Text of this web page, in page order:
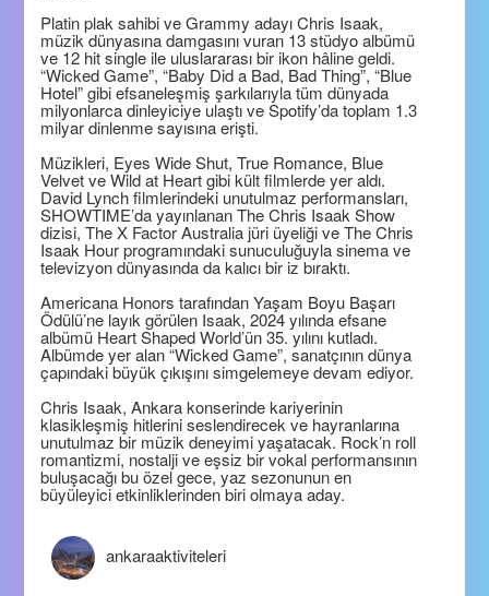
Platin plak sahibi ve Grammy adayı Chris Isaak,
müzik dünyasına damgasını vuran 13 stüdyo albümü
ve 12 hit single ile uluslararası bir ikon hâline geldi.
“Wicked Game”, “Baby Did a Bad, Bad Thing”, “Blue
Hotel” gibi efsaneleşmiş şarkılarıyla tüm dünyada
milyonlarca dinleyiciye ulaştı ve Spotify’da toplam 1.3
milyar dinlenme sayısına erişti.
Müzikleri, Eyes Wide Shut, True Romance, Blue
Velvet ve Wild at Heart gibi kült filmlerde yer aldı.
David Lynch filmlerindeki unutulmaz performansları,
SHOWTIME’da yayınlanan The Chris Isaak Show
dizisi, The X Factor Australia jüri üyeliği ve The Chris
Isaak Hour programındaki sunuculuğuyla sinema ve
televizyon dünyasında da kalıcı bir iz bıraktı.
Americana Honors tarafından Yaşam Boyu Başarı
Ödülü’ne layık görülen Isaak, 2024 yılında efsane
albümü Heart Shaped World’ün 35. yılını kutladı.
Albümde yer alan “Wicked Game”, sanatçının dünya
çapındaki büyük çıkışını simgelemeye devam ediyor.
Chris Isaak, Ankara konserinde kariyerinin
klasikleşmiş hitlerini seslendirecek ve hayranlarına
unutulmaz bir müzik deneyimi yaşatacak. Rock’n roll
romantizmi, nostalji ve eşsiz bir vokal performansının
buluşacağı bu özel gece, yaz sezonunun en
büyüleyici etkinliklerinden biri olmaya aday.
ankaraaktiviteleri